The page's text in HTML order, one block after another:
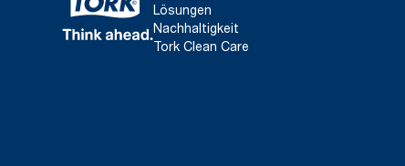
Lösungen
Nachhaltigkeit
Tork Clean Care